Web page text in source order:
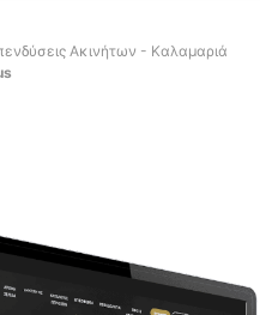
Ακινήτων - Καλαμαριά